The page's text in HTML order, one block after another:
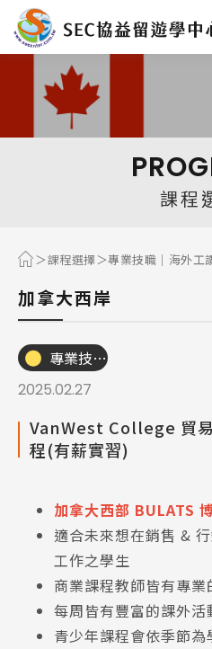
熱門搜尋：
課程
課程選擇 專業技職｜海外工
加拿大西岸
專業技職｜海外工讀
2025.02.27
VanWest College 貿
程(有薪實習)
加拿大西部 BULATS
適合未來想在銷售 &
工作之學生
商業課程教師皆有專
每周皆有豐富的課外活
青少年課程會依季節為